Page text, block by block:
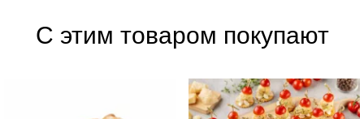
С этим товаром покупают